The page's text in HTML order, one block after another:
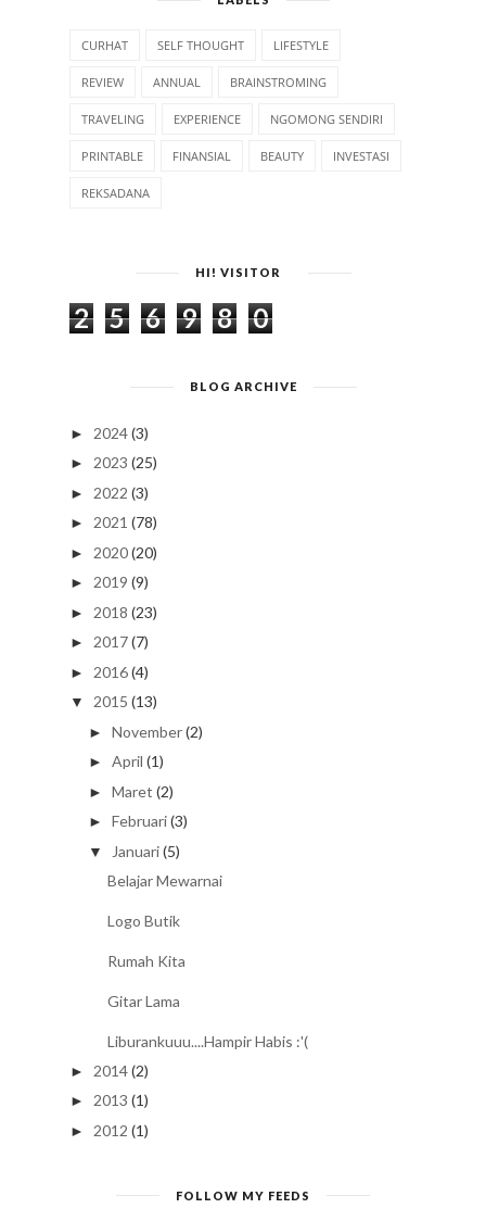
CURHAT SELF THOUGHT LIFESTYLE
REVIEW ANNUAL BRAINSTROMING
TRAVELING EXPERIENCE NGOMONG SENDIRI
PRINTABLE FINANSIAL BEAUTY INVESTASI
REKSADANA
HI! VISITOR
2 5 6 9 8 0
BLOG ARCHIVE
► 2024(3)
► 2023 (25)
► 2022 (3)
► 2021 (78)
► 2020(20)
► 2019 (9)
► 2018 (23)
► 2017(7)
► 2016(4)
▼ 2015 (13)
► November(2)
► April (1)
► Maret (2)
► Februari(3)
▼ Januari(5)
Belajar Mewarnai
Logo Butik
Rumah Kita
Gitar Lama
Liburankuuu....Hampir Habis :'(
► 2014(2)
► 2013 (1)
► 2012 (1)
FOLLOW MY FEEDS